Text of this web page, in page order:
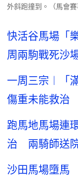
外斜跑撞到。（馬會賽
快活谷馬場「
周兩駒戰死沙
一周三宗︱「
傷重未能救治
跑馬地馬場連
治 兩騎師送
沙田馬場墮馬